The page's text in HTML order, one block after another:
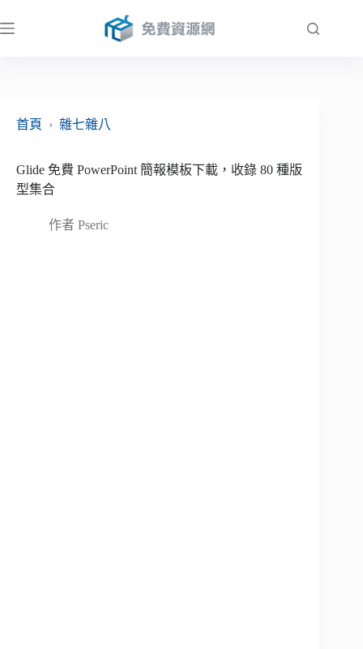
至
首頁
› 雜七雜八
Glide 免費 PowerPoint 簡報模板下載，收錄 80 種版
型集合
作者 Pseric